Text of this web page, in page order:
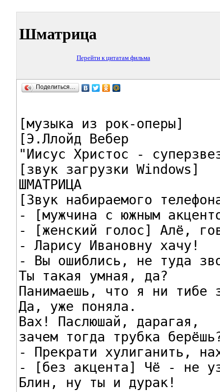
Шматрица
Перейти к цитатам фильма
Поделиться…
[музыка из рок-оперы]
[Э.Ллойд Вебер
"Иисус Христос -
[звук загрузки Windows]
ШМАТРИЦА
[Звук набираемого
- [мужчина с южным
- [женский голос] Алё,
- Ларису Ивановну хачу!
- Вы ошиблись, не туда
Ты такая умная, да?
Панимаешь, что я ни тибе
Да, уже поняла.
Вах! Паслюшай, дарагая,
зачем тогда трубка
- Прекрати хулиганить,
- [без акцента] Чё - не
Блин, ну ты и дурак!